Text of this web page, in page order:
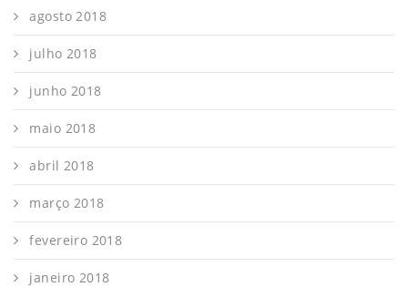
agosto 2018
julho 2018
junho 2018
maio 2018
abril 2018
março 2018
fevereiro 2018
janeiro 2018